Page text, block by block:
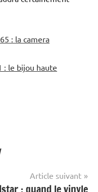
: la camera
: le bijou haute
Article suivant